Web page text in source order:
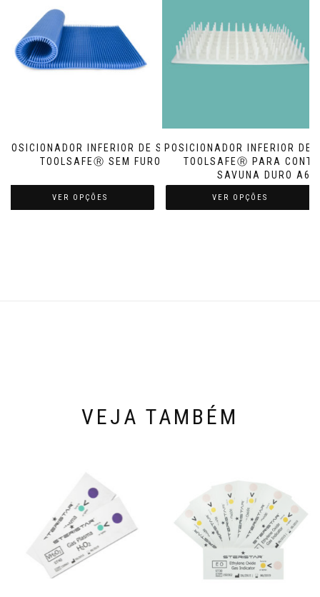
POSICIONADOR INFERIOR DE SILICONE
TOOLSAFEⓇ SEM FUROS
VER OPÇÕES
POSICIONADOR INFERIOR DE
TOOLSAFEⓇ PARA
SAVUNA DURO A6
VER OPÇÕES
VEJA TAMBÉM